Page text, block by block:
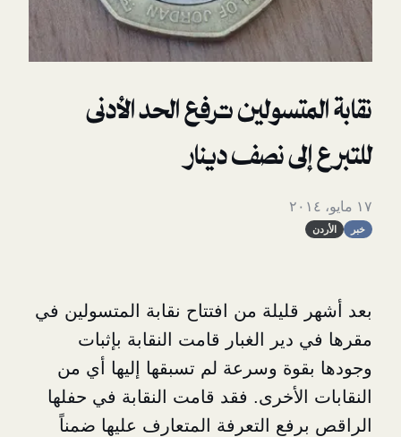
ترفع الحد الأدنى
نصف دينار
من افتتاح نقابة المتسولين في
الغبار قامت النقابة بإثبات
وسرعة لم تسبقها إليها أي من
فقد قامت النقابة في حفلها
التعرفة المتعارف عليها ضمناً